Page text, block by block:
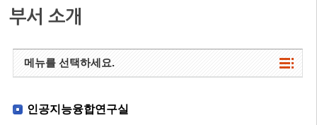
부서 소개
메뉴를 선택하세요.
인공지능융합연구실